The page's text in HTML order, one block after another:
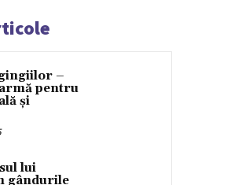
–
pentru
și
lui
gândurile